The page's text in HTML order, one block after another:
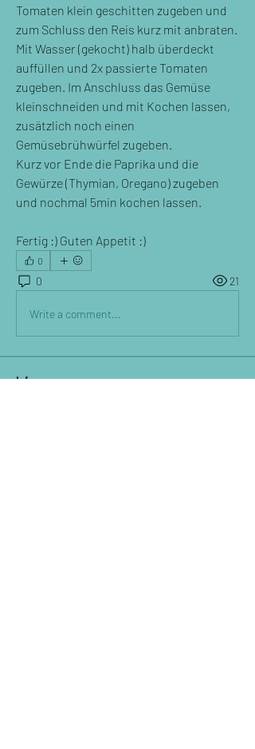
Tomaten klein geschitten zugeben und
Mit Wasser (gekocht) halb überdeckt
auffüllen und 2x passierte Tomaten
zugeben. Im Anschluss das Gemüse
kleinschneiden und mit Kochen lassen,
zusätzlich noch einen
Gemüsebrühwürfel zugeben.
Kurz vor Ende die Paprika und die
Gewürze (Thymian, Oregano) zugeben
und nochmal 5min kochen lassen.
Fertig :) Guten Appetit :)
0
0 21
Write a comment...
Info